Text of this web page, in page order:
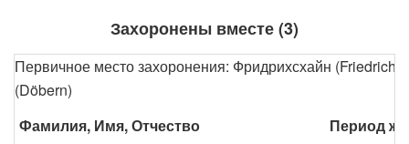
Захоронены вместе (3)
Первичное место захоронения: Фридрихсхайн
(Döbern)
Фамилия, Имя, Отчество
Период